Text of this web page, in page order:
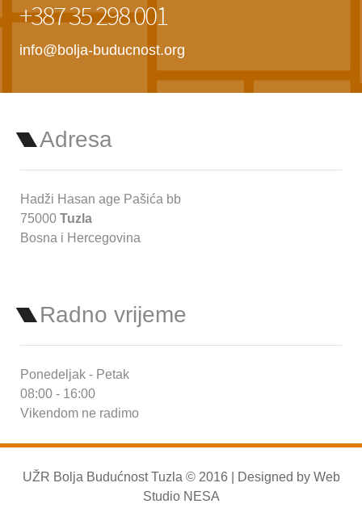
+387 35 298 001
info@bolja-buducnost.org
Adresa
Hadži Hasan age Pašića bb
75000 Tuzla
Bosna i Hercegovina
Radno vrijeme
Ponedeljak - Petak
08:00 - 16:00
Vikendom ne radimo
UŽR Bolja Budućnost Tuzla © 2016 | Designed by Web
Studio NESA